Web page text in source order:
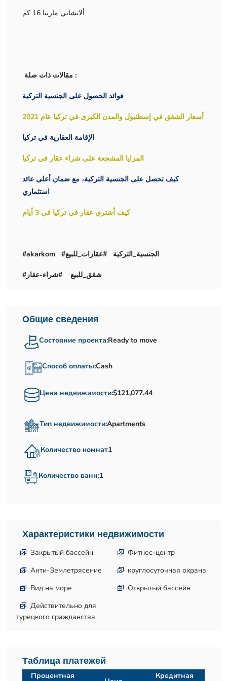
ألاتشاتي مارينا 16 كم
مقالات ذات صلة :
فوائد الحصول على الجنسية التركية
أسعار الشقق في إسطنبول والمدن الكبرى في تركيا عام 2021
الإقامة العقارية في تركيا
المزايا المشجعة على شراء عقار في تركيا
كيف تحصل على الجنسية التركية، مع ضمان أعلى عائد
استثماري
كيف أشتري عقار في تركيا في 3 أيام
#شقق_للبيع #شراء-عقار
Общие сведения
Состояние проекта:Ready to move
Способ оплаты:Cash
Цена недвижимости:$121,077.44
Тип недвижимости:Apartments
Количество комнат1
Количество ванн:1
Характеристики недвижимости
Закрытый бассейн
Фитнес-центр
Анти-Землетрясение
круглосуточная охрана
Вид на море
Открытый бассейн
Действительно для
турецкого гражданства
Таблица платежей
Процентная
Кредитная